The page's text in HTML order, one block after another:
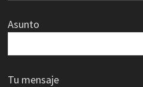
Asunto
Tu mensaje